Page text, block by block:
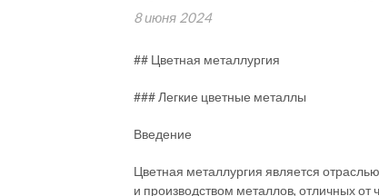
8 июня 2024
## Цветная металлургия
### Легкие цветные металлы
Введение
Цветная металлургия является
и производством металлов, отличных